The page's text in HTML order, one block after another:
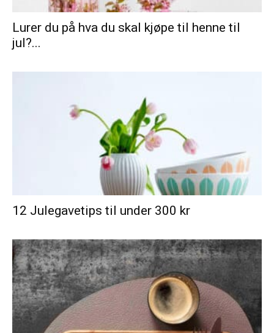
Lurer du på hva du skal kjøpe til henne til
jul?...
12 Julegavetips til under 300 kr